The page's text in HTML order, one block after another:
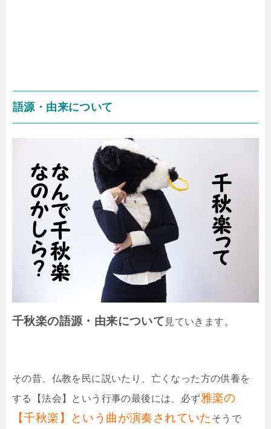
語源・由来について
千秋楽の語源・由来について 見ていきます。
その昔、仏教を民に説いたり、亡くなった方の供養を
する【法会】という行事の最後には、必ず雅楽の
【千秋楽】という曲が演奏されていた そうで